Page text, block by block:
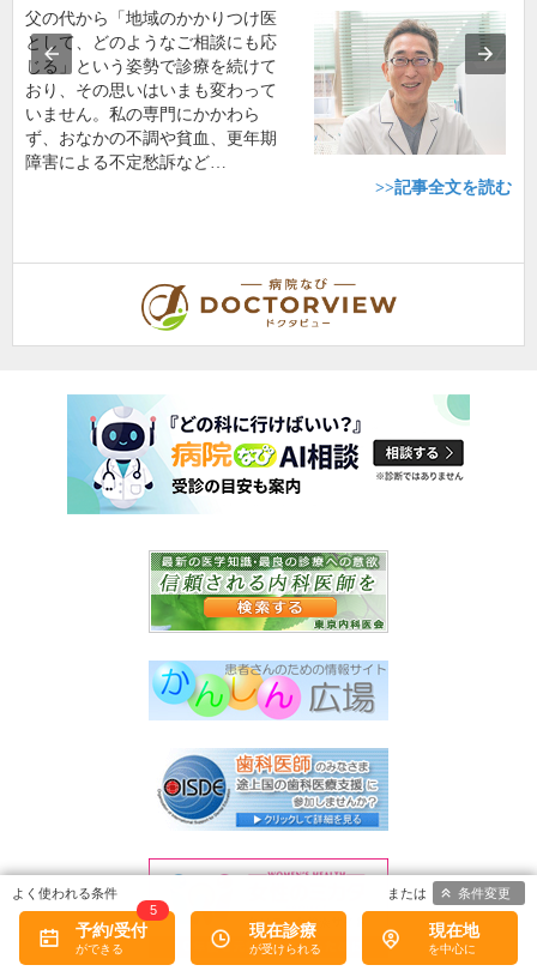
父の代から「地域のかかりつけ医
として、どのようなご相談にも応
じる」という姿勢で診療を続けて
おり、その思いはいまも変わって
いません。私の専門にかかわら
ず、おなかの不調や貧血、更年期
障害による不定愁訴など…
>>記事全文を読む
予約/受付
5
現在診療 現在地
条件変更